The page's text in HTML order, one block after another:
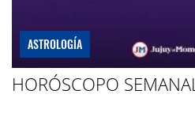
ASTROLOGÍA
HORÓSCOPO SEMANAL